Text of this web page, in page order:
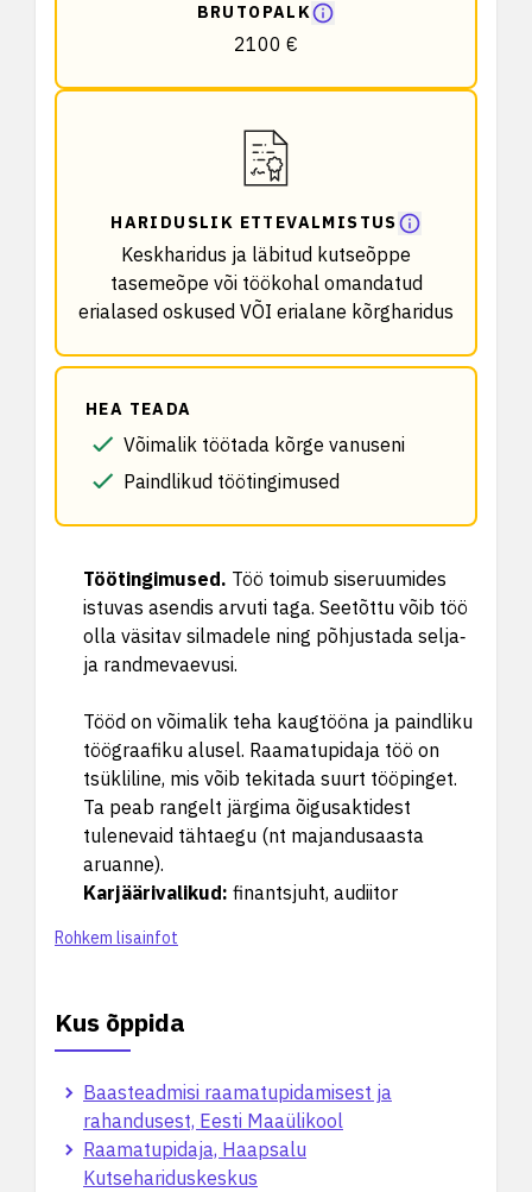
BRUTOPALK
2100 €
HARIDUSLIK ETTEVALMISTUS
Keskharidus ja läbitud kutseõppe
tasemeõpe või töökohal omandatud
erialased oskused VÕI erialane kõrgharidus
HEA TEADA
Võimalik töötada kõrge vanuseni
Paindlikud töötingimused
Töötingimused. Töö toimub siseruumides
istuvas asendis arvuti taga. Seetõttu võib töö
olla väsitav silmadele ning põhjustada selja‑
ja randmevaevusi.
Tööd on võimalik teha kaugtööna ja paindliku
töögraafiku alusel. Raamatupidaja töö on
tsükliline, mis võib tekitada suurt tööpinget.
Ta peab rangelt järgima õigusaktidest
tulenevaid tähtaegu (nt majandusaasta
aruanne).
Karjäärivalikud: finantsjuht, audiitor
Rohkem lisainfot
Kus õppida
Baasteadmisi raamatupidamisest ja
rahandusest, Eesti Maaülikool
Raamatupidaja, Haapsalu
Kutsehariduskeskus